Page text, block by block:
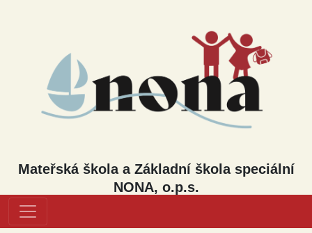
Mateřská škola a Základní škola speciální
NONA, o.p.s.